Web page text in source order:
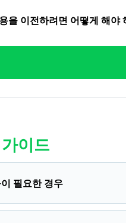
을 이전하려면 어떻게 해야
이드
필요한 경우